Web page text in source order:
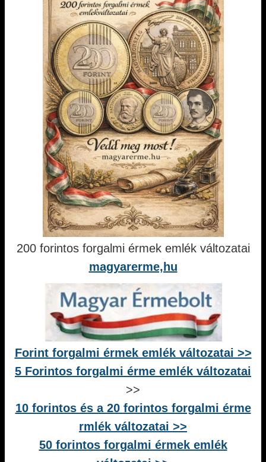
200 forintos forgalmi érmek emlék változatai
magyarerme,hu
Forint forgalmi érmek emlék változatai >>
5 Forintos forgalmi érme emlék változatai
>>
10 forintos és a 20 forintos forgalmi érme
rmlék változatai >>
50 forintos forgalmi érmek emlék